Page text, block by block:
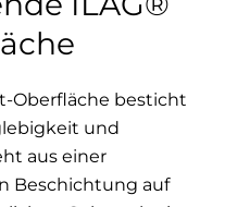
Oberfläche besticht
und
aus einer
Beschichtung auf